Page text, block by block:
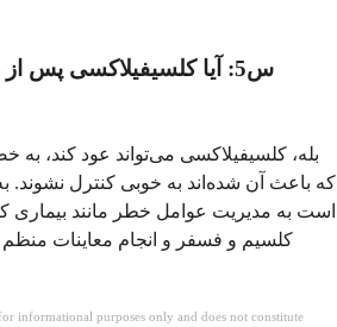
س5: آیا کلسيفیلاکسی پس
بله، کلسيفیلاکسی می‌تواند عود کند،
که باعث آن شده‌اند به خوبی کنترل نشوند.
است به مدیریت عوامل خطر مانند
کلسیم و فسفر و انجام معاینات منظم
informational purposes only and does not constitute